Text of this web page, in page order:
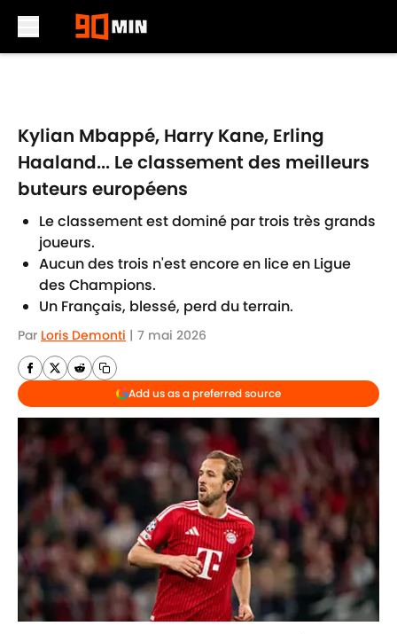
Kylian Mbappé, Harry Kane, Erling
Haaland... Le classement des meilleurs
buteurs européens
Le classement est dominé par trois très grands
joueurs.
Aucun des trois n'est encore en lice en Ligue
des Champions.
Un Français, blessé, perd du terrain.
Par Loris Demonti | 7 mai 2026
Add us as a preferred source